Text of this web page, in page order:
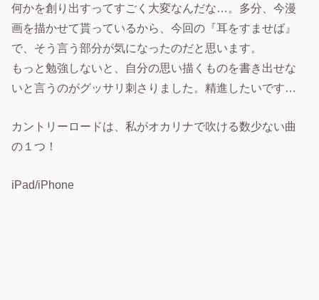
何かを創り出すってすごく大変なんだな…。多分、今漫
画を描かせて貰っているから、今回の『耳をすませば』
で、そう言う部分が気になったのだと思います。
もっと勉強しないと、自分の思い描くものを書き出せな
いと言うのがグッサリ刺さりました。精進したいです…
カントリーロードは、私がオカリナで吹ける数少ない曲
の１つ！
iPad/iPhone